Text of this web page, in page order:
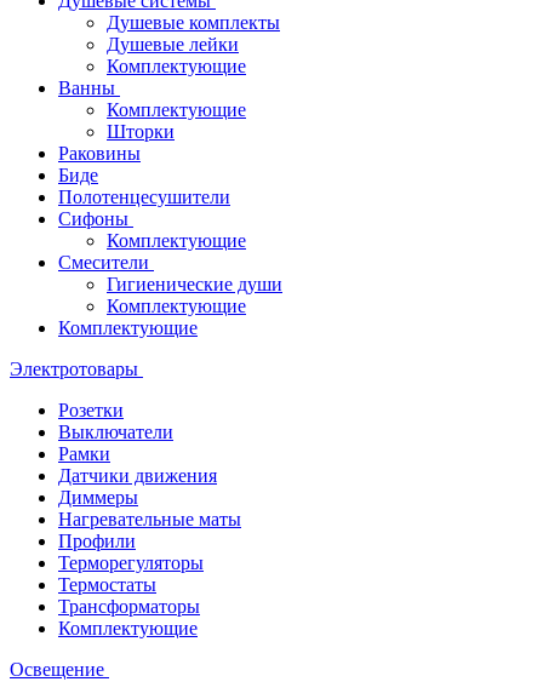
Душевые комплекты
Душевые лейки
Комплектующие
Ванны
Комплектующие
Шторки
Раковины
Биде
Полотенцесушители
Сифоны
Комплектующие
Смесители
Гигиенические души
Комплектующие
Комплектующие
Электротовары
Розетки
Выключатели
Рамки
Датчики движения
Диммеры
Нагревательные маты
Профили
Терморегуляторы
Термостаты
Трансформаторы
Комплектующие
Освещение